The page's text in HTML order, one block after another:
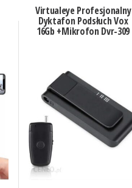
Virtualeye Profesjonalny
Dyktafon Podsłuch Vox
16Gb +Mikrofon Dvr-309